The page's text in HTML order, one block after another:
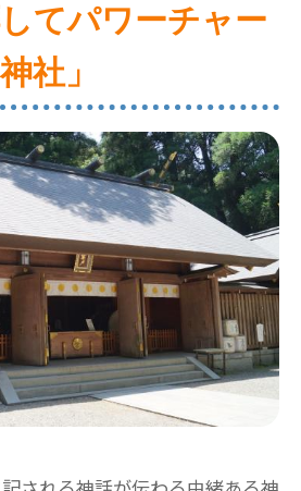
てパワーチャー
社」